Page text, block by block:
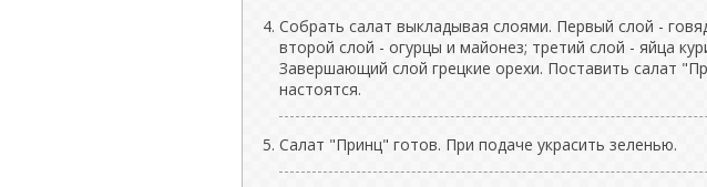
Собрать салат выкладывая слоями. Первый слой -
второй слой - огурцы и майонез; третий слой - яйца
Завершающий слой грецкие орехи. Поставить салат
настоятся.
Салат "Принц" готов. При подаче украсить зеленью.